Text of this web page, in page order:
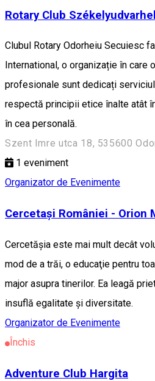
Rotary Club
Clubul Rotary Odorheiu Secuiesc
International, o organizație în
profesionale sunt dedicați
respectă principii etice înalte atât
în cea personală.
Szent Imre utca 18, 535600
1 eveniment
Organizator de Evenimente
Cercetași României - Orion
Cercetăşia este mai mult decât
mod de a trăi, o educaţie pentru
major asupra tinerilor. Ea leagă
insuflă egalitate şi diversitate.
Organizator de Evenimente
Închis
Adventure Club Hargita